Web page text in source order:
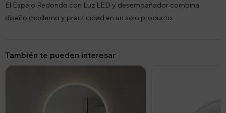
El Espejo Redondo con Luz LED y desempañador combina
diseño moderno y practicidad en un solo producto.
También te pueden interesar